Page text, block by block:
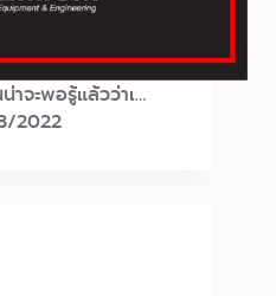
จะพอรู้แล้วว่าเ…
2022